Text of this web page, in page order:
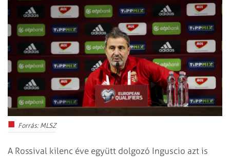
Forrás: MLSZ
A Rossival kilenc éve együtt dolgozó Inguscio azt is